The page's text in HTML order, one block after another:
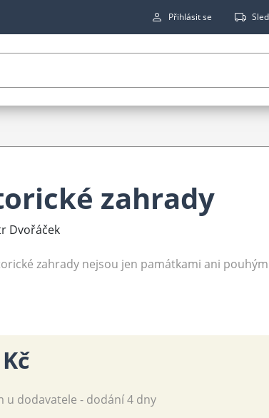
Přihlásit se
zahrady
Dvořáček
zahrady nejsou jen památkami ani
u dodavatele - dodání 4 dny